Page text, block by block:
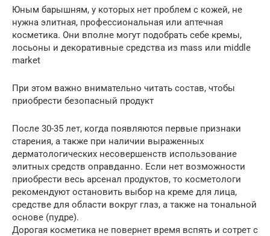
Юным барышням, у которых нет проблем с кожей, не
нужна элитная, профессиональная или аптечная
косметика. Они вполне могут подобрать себе кремы,
лосьоны и декоративные средства из mass или middle
market
При этом важно внимательно читать состав, чтобы
приобрести безопасный продукт
После 30-35 лет, когда появляются первые признаки
старения, а также при наличии выраженных
дерматологических несовершенств использование
элитных средств оправданно. Если нет возможности
приобрести весь арсенал продуктов, то косметологи
рекомендуют остановить выбор на креме для лица,
средстве для области вокруг глаз, а также на тональной
основе (пудре).
Дорогая косметика не повернет время вспять и сотрет с